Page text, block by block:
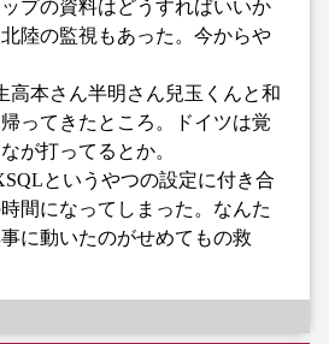
プの資料はどうすればいいか
陸の監視もあった。今からや
高本さん半明さん兒玉くんと和
ってきたところ。ドイツは覚
が打ってるとか。
というやつの設定に付き合
間になってしまった。なんた
に動いたのがせめてもの救